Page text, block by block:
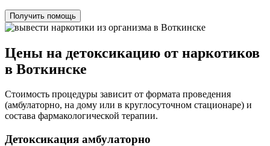
Получить помощь
Цены на детоксикацию от наркотиков
в Воткинске
Стоимость процедуры зависит от формата проведения
(амбулаторно, на дому или в круглосуточном стационаре) и
состава фармакологической терапии.
Детоксикация амбулаторно